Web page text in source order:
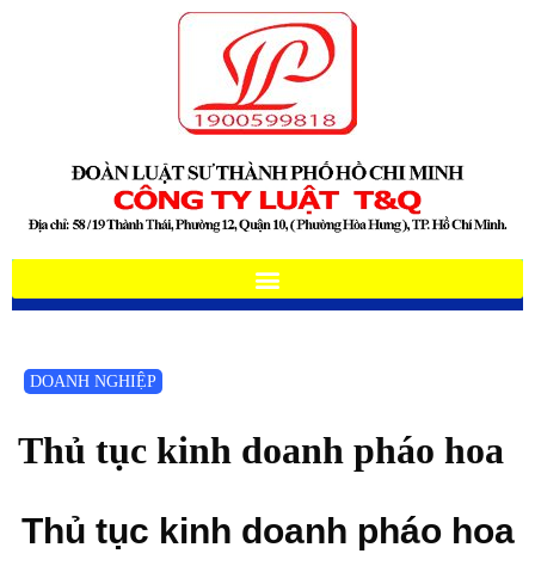
DOANH NGHIỆP
Thủ tục kinh doanh pháo hoa
Thủ tục kinh doanh pháo hoa